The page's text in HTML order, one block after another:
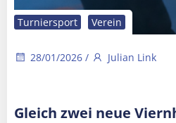
Turniersport Verein
28/01/2026 / Julian Link
Gleich zwei neue